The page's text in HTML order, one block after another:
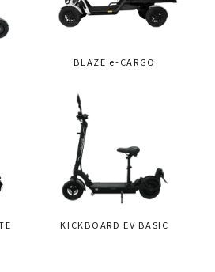
BLAZE e-CARGO
KICKBOARD EV BASIC